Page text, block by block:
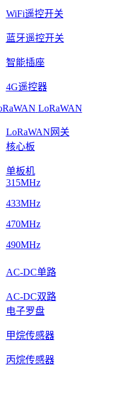
WiFi遥控开关
蓝牙遥控开关
智能插座
4G遥控器
LoRaWAN
LoRaWAN网关
核心板
单板机
315MHz
433MHz
470MHz
490MHz
AC-DC单路
AC-DC双路
电子罗盘
甲烷传感器
丙烷传感器